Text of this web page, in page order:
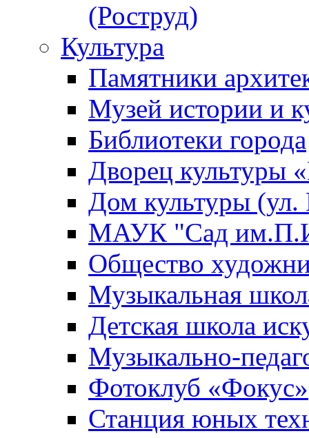
(Роструд)
Культура
Памятники
Музей истории и
Библиотеки города
Дворец культуры
Дом культуры (ул.
МАУК "Сад
Общество
Музыкальная
Детская школа
Музыкально-
Фотоклуб «Фокус»
Станция юных